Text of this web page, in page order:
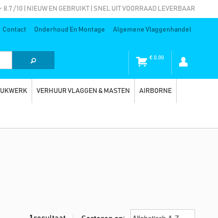
8.7 / 10 | NIEUW EN GEBRUIKT | SNEL UIT VOORRAAD LEVERBAAR
Contact Onderhoud En Montage Algemene Vlaggenhandel
€0,00
VERHUUR VLAGGEN & MASTEN AIRBORNE